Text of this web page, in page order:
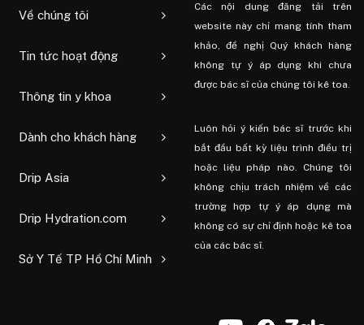
Về chúng tôi
Tin tức hoạt động
Thông tin y khoa
Dành cho khách hàng
Drip Asia
Drip Hydration.com
Sở Y Tế TP Hồ Chí Minh
Các nội dung đăng tải trên
website này chỉ mang tính tham
khảo, đề nghị Quý khách hàng
không tự ý áp dụng khi chưa
được bác sĩ của chúng tôi kê toa.
Luôn hỏi ý kiến ​​bác sĩ trước khi
bắt đầu bất kỳ liệu trình điều trị
hoặc liệu pháp nào. Chúng tôi
không chịu trách nhiệm về các
trường hợp tự ý áp dụng mà
không có sự chỉ định hoặc kê toa
của các bác sĩ.